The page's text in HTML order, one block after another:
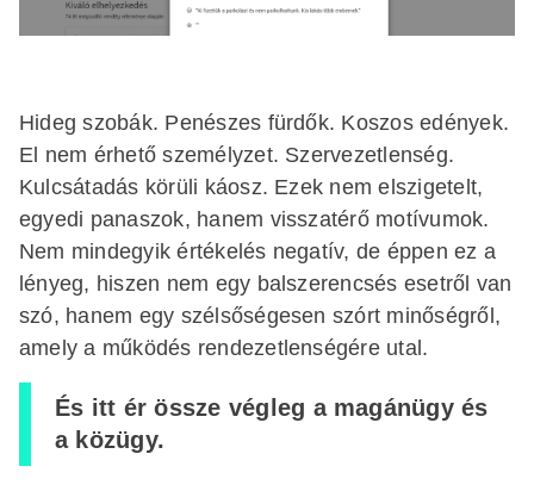
Hideg szobák. Penészes fürdők. Koszos edények.
El nem érhető személyzet. Szervezetlenség.
Kulcsátadás körüli káosz. Ezek nem elszigetelt,
egyedi panaszok, hanem visszatérő motívumok.
Nem mindegyik értékelés negatív, de éppen ez a
lényeg, hiszen nem egy balszerencsés esetről van
szó, hanem egy szélsőségesen szórt minőségről,
amely a működés rendezetlenségére utal.
És itt ér össze végleg a magánügy és
a közügy.